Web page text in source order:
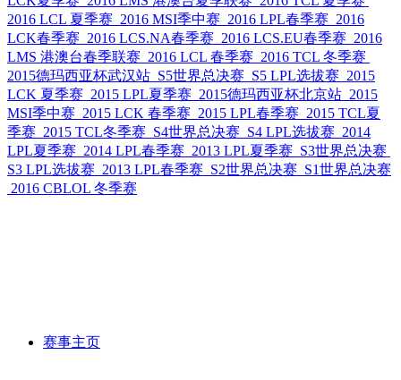
2016 LCL 夏季赛 2016 MSI季中赛 2016 LPL春季赛 2016
LCK春季赛 2016 LCS.NA春季赛 2016 LCS.EU春季赛 2016
LMS 港澳台春季联赛 2016 LCL 春季赛 2016 TCL 冬季赛
2015德玛西亚杯武汉站 S5世界总决赛 S5 LPL选拔赛 2015
LCK 夏季赛 2015 LPL夏季赛 2015德玛西亚杯北京站 2015
MSI季中赛 2015 LCK 春季赛 2015 LPL春季赛 2015 TCL夏
季赛 2015 TCL冬季赛 S4世界总决赛 S4 LPL选拔赛 2014
LPL夏季赛 2014 LPL春季赛 2013 LPL夏季赛 S3世界总决赛
S3 LPL选拔赛 2013 LPL春季赛 S2世界总决赛 S1世界总决赛
2016 CBLOL 冬季赛
赛事主页